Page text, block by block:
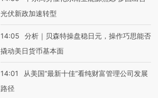
光伏新政加速转型
14:05
分析｜贝森特操盘稳日元，操作巧思能否
撬动美日货币基本面
14:01
从美国“最新十佳”看纯财富管理公司发展
路径